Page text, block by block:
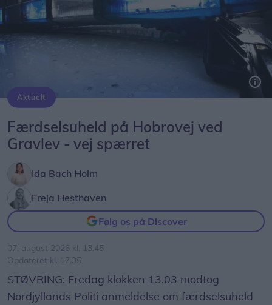
Aktuelt
Færdselsuheld på Hobrovej ved
Gravlev - vej spærret
Ida Bach Holm
Freja Hesthaven
Følg os på Discover
07. august 2026 kl. 13.45
Opdateret kl. 17.35
STØVRING: Fredag klokken 13.03 modtog
Nordjyllands Politi anmeldelse om færdselsuheld